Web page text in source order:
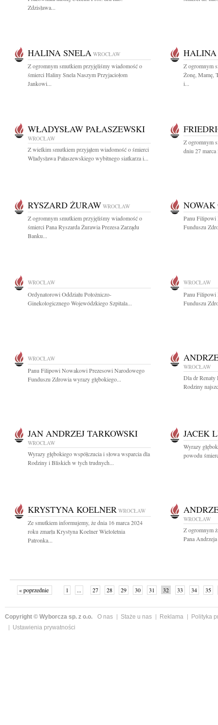
Zdzisława...
HALINA SNELA WROCŁAW
Z ogromnym smutkiem przyjęliśmy wiadomość o
śmierci Haliny Snela Naszym Przyjaciołom
Jankowi...
Z ogromnym
Żonę, Mamę,
i...
WŁADYSŁAW PAŁASZEWSKI
WROCŁAW
Z wielkim smutkiem przyjąłem wiadomość o śmierci
Władysława Pałaszewskiego wybitnego siatkarza i...
Z ogromnym
dniu 27 marca
RYSZARD ŻURAW WROCŁAW
Z ogromnym smutkiem przyjęliśmy wiadomość o
śmierci Pana Ryszarda Żurawia Prezesa Zarządu
Banku...
NOWAK
Panu Filipowi
Funduszu
WROCŁAW
Ordynatorowi Oddziału Położniczo-
Ginekologicznego Wojewódzkiego Szpitala...
WROCŁAW
Panu Filipowi
Funduszu
WROCŁAW
Panu Filipowi Nowakowi Prezesowi Narodowego
Funduszu Zdrowia wyrazy głębokiego...
WROCŁAW
Dla dr Renaty
Rodziny
JAN ANDRZEJ TARKOWSKI
WROCŁAW
Wyrazy głębokiego współczucia i słowa wsparcia dla
Rodziny i Bliskich w tych trudnych...
JACEK
Wyrazy
powodu
KRYSTYNA KOELNER WROCŁAW
Ze smutkiem informujemy, że dnia 16 marca 2024
roku zmarła Krystyna Koelner Wieloletnia
Patronka...
WROCŁAW
Z ogromnym
Pana
« poprzednie 1 ... 27 28 29 30 31 32 33 34
35
Copyright © Wyborcza sp. z o.o. O nas Staże u nas Reklama
Polityka
Ustawienia prywatności